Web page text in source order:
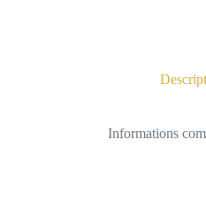
Informations